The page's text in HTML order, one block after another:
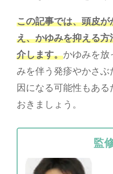
この記事では、頭皮
え、かゆみを抑える
介します。かゆみを放
みを伴う発疹やかさ
因になる可能性もあ
おきましょう。
監